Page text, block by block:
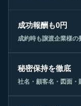
成功報酬も0円
成約時も譲渡企業様の
秘密保持を徹底
社名・顧客名・図面・